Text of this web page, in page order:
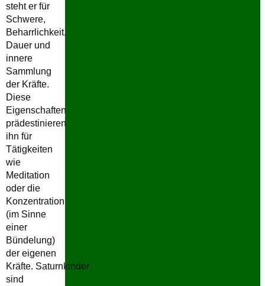
steht er für
Schwere,
Beharrlichkeit,
Dauer und
innere
Sammlung
der Kräfte.
Diese
Eigenschaften
prädestinieren
ihn für
Tätigkeiten
wie
Meditation
oder die
Konzentration
(im Sinne
einer
Bündelung)
der eigenen
Kräfte. Saturnkinder
sind